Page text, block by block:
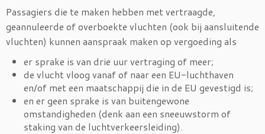
Passagiers die te maken hebben met vertraagde,
geannuleerde of overboekte vluchten (ook bij aansluitende
vluchten) kunnen aanspraak maken op vergoeding als
er sprake is van drie uur vertraging of meer;
de vlucht vloog vanaf of naar een EU-luchthaven
en/of met een maatschappij die in de EU gevestigd is;
en er geen sprake is van buitengewone
omstandigheden (denk aan een sneeuwstorm of
staking van de luchtverkeersleiding).